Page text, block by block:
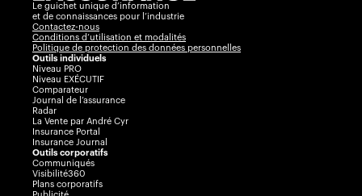
Le guichet unique d’information
et de connaissances pour l’industrie
Contactez-nous
Conditions d’utilisation et modalités
Politique de protection des données personnelles
Outils individuels
Niveau PRO
Niveau EXÉCUTIF
Comparateur
Journal de l’assurance
Radar
La Vente par André Cyr
Insurance Portal
Insurance Journal
Outils corporatifs
Communiqués
Visibilité360
Plans corporatifs